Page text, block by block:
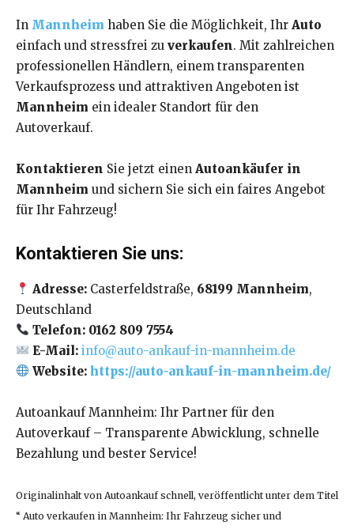
In Mannheim haben Sie die Möglichkeit, Ihr Auto
einfach und stressfrei zu verkaufen. Mit zahlreichen
professionellen Händlern, einem transparenten
Verkaufsprozess und attraktiven Angeboten ist
Mannheim ein idealer Standort für den
Autoverkauf.
Kontaktieren Sie jetzt einen Autoankäufer in
Mannheim und sichern Sie sich ein faires Angebot
für Ihr Fahrzeug!
Kontaktieren Sie uns:
Adresse: Casterfeldstraße, 68199 Mannheim,
Deutschland
Telefon: 0162 809 7554
E-Mail: info@auto-ankauf-in-mannheim.de
Website:https://auto-ankauf-in-mannheim.de/
Autoankauf Mannheim: Ihr Partner für den
Autoverkauf – Transparente Abwicklung, schnelle
Bezahlung und bester Service!
Originalinhalt von Autoankauf schnell, veröffentlicht unter dem Titel
“ Auto verkaufen in Mannheim: Ihr Fahrzeug sicher und